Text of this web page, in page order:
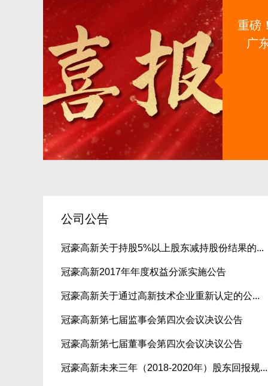
一家！
重磅
广
公司公告
冠豪高新关于持股5%以上股东减持股份结果的...
冠豪高新2017年年度权益分派实施公告
冠豪高新关于通过高新技术企业重新认定的公...
冠豪高新第七届监事会第四次会议决议公告
冠豪高新第七届董事会第四次会议决议公告
冠豪高新未来三年（2018-2020年）股东回报规...